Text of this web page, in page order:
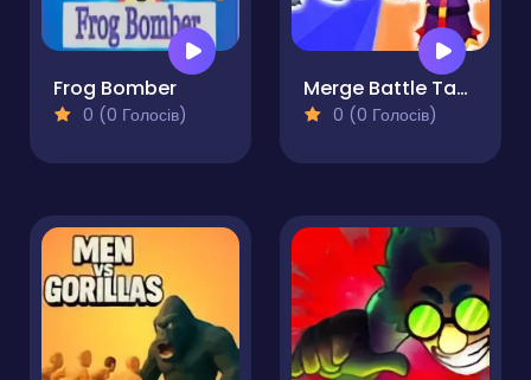
Frog Bomber
0 (0 Голосів)
Merge Battle Tactics
0 (0 Голосів)